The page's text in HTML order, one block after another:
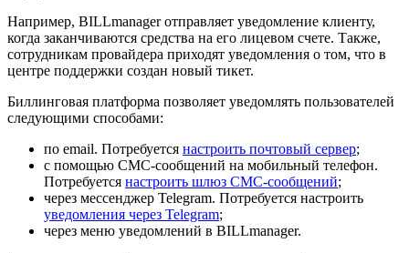
Например, BILLmanager отправляет уведомление клиенту,
когда заканчиваются средства на его лицевом счете. Также,
сотрудникам провайдера приходят уведомления о том, что в
центре поддержки создан новый тикет.
Биллинговая платформа позволяет уведомлять пользователей
следующими способами:
по email. Потребуется настроить почтовый сервер;
с помощью СМС-сообщений на мобильный телефон.
Потребуется настроить шлюз СМС-сообщений;
через мессенджер Telegram. Потребуется настроить
уведомления через Telegram;
через меню уведомлений в BILLmanager.